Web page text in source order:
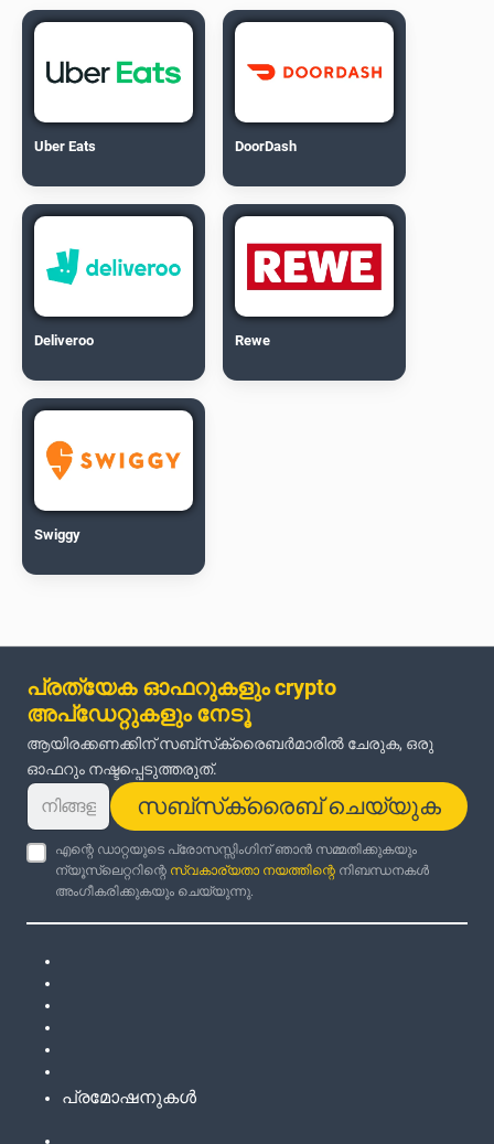
Uber Eats DoorDash
Deliveroo Rewe
Swiggy
പ്രത്യേക ഓഫറുകളും crypto
അപ്‌ഡേറ്റുകളും നേടൂ
ആയിരക്കണക്കിന് സബ്‌സ്‌ക്രൈബർമാരിൽ ചേരുക, ഒരു
ഓഫറും നഷ്ടപ്പെടുത്തരുത്.
സബ്‌സ്‌ക്രൈബ് ചെയ്യുക
എന്റെ ഡാറ്റയുടെ പ്രോസസ്സിംഗിന് ഞാൻ സമ്മതിക്കുകയും
ന്യൂസ്‌ലെറ്ററിന്റെ സ്വകാര്യതാ നയത്തിന്റെ നിബന്ധനകൾ
അംഗീകരിക്കുകയും ചെയ്യുന്നു.
പ്രമോഷനുകൾ